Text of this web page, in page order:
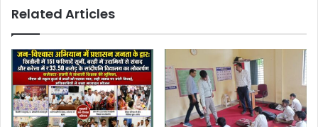
Related Articles